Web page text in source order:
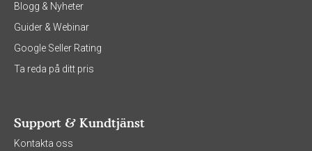
Blogg & Nyheter
Guider & Webinar
Google Seller Rating
Ta reda på ditt pris
Support & Kundtjänst
Kontakta oss